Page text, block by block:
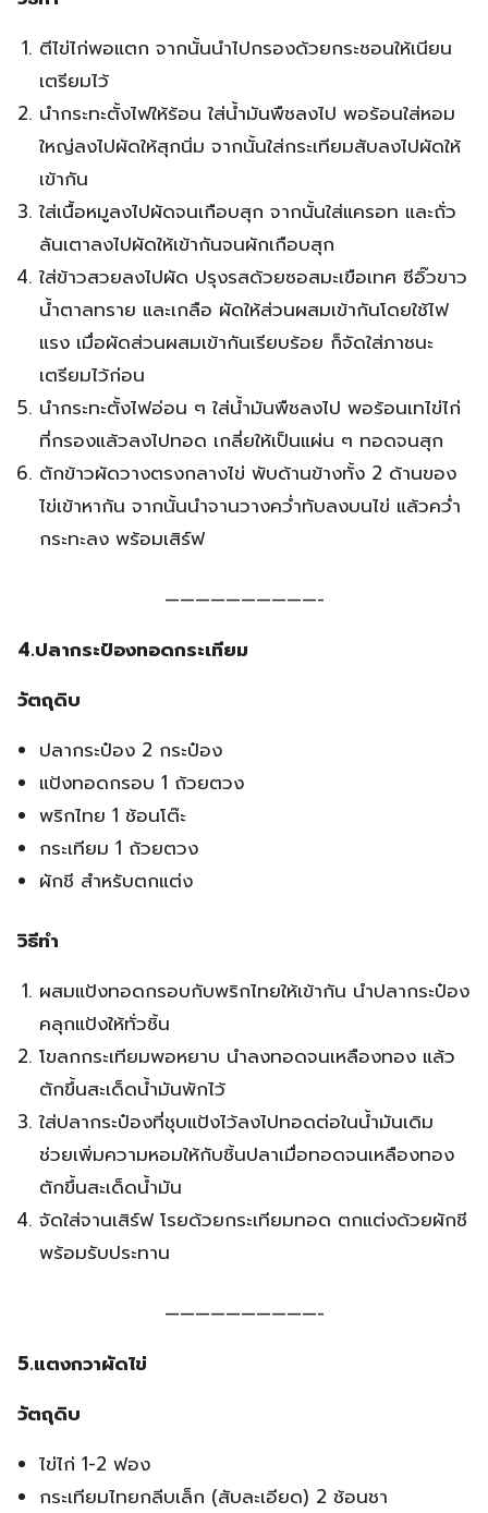
ตีไข่ไก่พอแตก จากนั้นนำไปกรองด้วยกระชอนให้เนียน
เตรียมไว้
นำกระทะตั้งไฟให้ร้อน ใส่น้ำมันพืชลงไป พอร้อนใส่หอม
ใหญ่ลงไปผัดให้สุกนิ่ม จากนั้นใส่กระเทียมสับลงไปผัดให้
เข้ากัน
ใส่เนื้อหมูลงไปผัดจนเกือบสุก จากนั้นใส่แครอท และถั่ว
ลันเตาลงไปผัดให้เข้ากันจนผักเกือบสุก
ใส่ข้าวสวยลงไปผัด ปรุงรสด้วยซอสมะเขือเทศ ซีอิ๊วขาว
น้ำตาลทราย และเกลือ ผัดให้ส่วนผสมเข้ากันโดยใช้ไฟ
แรง เมื่อผัดส่วนผสมเข้ากันเรียบร้อย ก็จัดใส่ภาชนะ
เตรียมไว้ก่อน
นำกระทะตั้งไฟอ่อน ๆ ใส่น้ำมันพืชลงไป พอร้อนเทไข่ไก่
ที่กรองแล้วลงไปทอด เกลี่ยให้เป็นแผ่น ๆ ทอดจนสุก
ตักข้าวผัดวางตรงกลางไข่ พับด้านข้างทั้ง 2 ด้านของ
ไข่เข้าหากัน จากนั้นนำจานวางคว่ำทับลงบนไข่ แล้วคว่ำ
กระทะลง พร้อมเสิร์ฟ
——————————-
4.ปลากระป๋องทอดกระเทียม
วัตถุดิบ
ปลากระป๋อง 2 กระป๋อง
แป้งทอดกรอบ 1 ถ้วยตวง
พริกไทย 1 ช้อนโต๊ะ
กระเทียม 1 ถ้วยตวง
ผักชี สำหรับตกแต่ง
วิธีทำ
ผสมแป้งทอดกรอบกับพริกไทยให้เข้ากัน นำปลากระป๋อง
คลุกแป้งให้ทั่วชิ้น
โขลกกระเทียมพอหยาบ นำลงทอดจนเหลืองทอง แล้ว
ตักขึ้นสะเด็ดน้ำมันพักไว้
ใส่ปลากระป๋องที่ชุบแป้งไว้ลงไปทอดต่อในน้ำมันเดิม
ช่วยเพิ่มความหอมให้กับชิ้นปลาเมื่อทอดจนเหลืองทอง
ตักขึ้นสะเด็ดน้ำมัน
จัดใส่จานเสิร์ฟ โรยด้วยกระเทียมทอด ตกแต่งด้วยผักชี
พร้อมรับประทาน
——————————-
5.แตงกวาผัดไข่
วัตถุดิบ
ไข่ไก่ 1-2 ฟอง
กระเทียมไทยกลีบเล็ก (สับละเอียด) 2 ช้อนชา